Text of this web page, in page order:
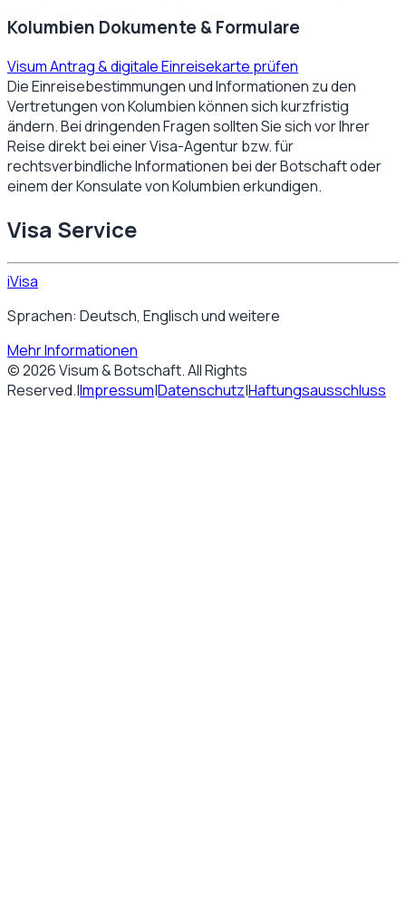
Kolumbien Dokumente & Formulare
Visum Antrag & digitale Einreisekarte prüfen
Die Einreisebestimmungen und Informationen zu den
Vertretungen vonKolumbienkönnen sich kurzfristig
ändern. Bei dringenden Fragen sollten Sie sich vor Ihrer
Reise direkt bei einer Visa-Agentur bzw. für
rechtsverbindliche Informationen bei der Botschaft oder
einem der Konsulate vonKolumbienerkundigen.
Visa Service
iVisa
Sprachen: Deutsch, Englisch und weitere
Mehr Informationen
©2026Visum & Botschaft. All Rights
Reserved.|Impressum|Datenschutz|Haftungsausschluss